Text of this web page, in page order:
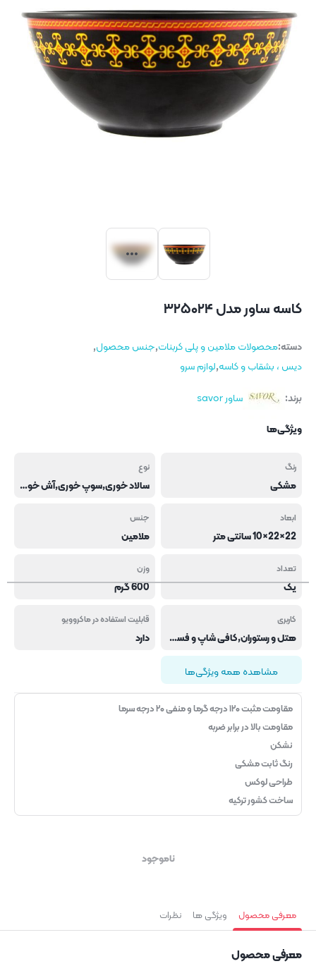
کاسه ساور مدل ۳۲۵۰۲۴
دسته:محصولات ملامین و پلی کربنات,جنس محصول,
دیس ، بشقاب و کاسه,لوازم سرو
برند:
ساور savor
ویژگی‌ها
رنگ
مشکی
نوع
سالاد خوری,سوپ خوری,آش خوری
ابعاد
22×22×10 سانتی متر
جنس
ملامین
تعداد
یک
وزن
600 گرم
کاربری
هتل و رستوران,کافی شاپ و فست فود
قابلیت استفاده در ماکروویو
دارد
مشاهده همه ویژگی‌ها
مقاومت مثبت ۱۲۰ درجه گرما و منفی ۲۰ درجه سرما
مقاومت بالا در برابر ضربه
نشکن
رنگ ثابت مشکی
طراحی لوکس
ساخت کشور ترکیه
ناموجود
معرفی محصول ویژگی ها نظرات
معرفی محصول